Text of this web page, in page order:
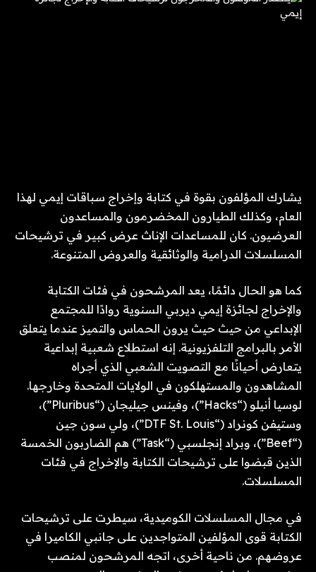
يشارك المؤلفون بقوة في كتابة وإخراج سباقات إيمي لهذا
العام، وكذلك الطيارون المخضرمون والمساعدون
العرضيون. كان للمساعدات الإناث عرض كبير في ترشيحات
المسلسلات الدرامية والوثائقية والعروض المتنوعة.
كما هو الحال دائمًا، يعد المرشحون في فئات الكتابة
والإخراج لجائزة إيمي ديربي السنوية روادًا للمجتمع
الإبداعي من حيث حيث يرون الحماس والتميز عندما يتعلق
الأمر بالبرامج التلفزيونية. إنه استطلاع شعبية إبداعية
يتعارض أحيانًا مع التصويت الشعبي الذي أجراه
المشاهدون والمستهلكون في الولايات المتحدة وخارجها.
لوسيا أنيلو (“Hacks”)، وفينس جيليجان (“Pluribus”)،
وستيفن كونراد (“DTF St. Louis”)، ولي سون جين
(“Beef”)، وبراد إنجلسبي (“Task”) هم الضاربون الخمسة
الذين قبضوا على ترشيحات الكتابة والإخراج في فئات
المسلسلات.
في مجال المسلسلات الكوميدية، سيطرت على ترشيحات
الكتابة قوى المؤلفين المتواجدين على جانبي الكاميرا في
عروضهم. من ناحية أخرى، اتجه المرشحون لمنصب